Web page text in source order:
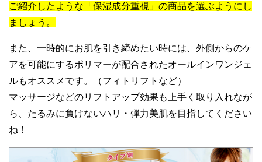
ご紹介したような「保湿成分重視」の商品を選ぶようにし
ましょう。
また、一時的にお肌を引き締めたい時には、外側からのケ
アを可能にするポリマーが配合されたオールインワンジェ
ルもオススメです。（フィトリフトなど）
マッサージなどのリフトアップ効果も上手く取り入れなが
ら、たるみに負けないハリ・弾力美肌を目指してください
ね！